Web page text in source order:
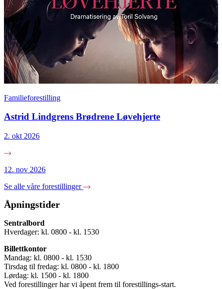
Familieforestilling
Astrid Lindgrens Brødrene Løvehjerte
2. okt 2026
12. nov 2026
Se alle våre forestillinger
Åpningstider
Sentralbord
Hverdager: kl. 0800 - kl. 1530
Billettkontor
Mandag: kl. 0800 - kl. 1530
Tirsdag til fredag: kl. 0800 - kl. 1800
Lørdag: kl. 1500 - kl. 1800
Ved forestillinger har vi åpent frem til forestillings-start.